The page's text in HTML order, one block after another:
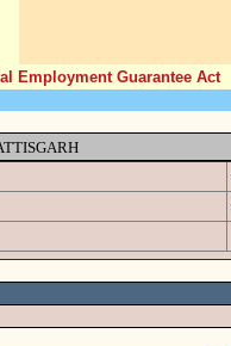
Employment Guarantee Act